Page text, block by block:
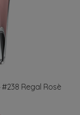
Regal Rosè